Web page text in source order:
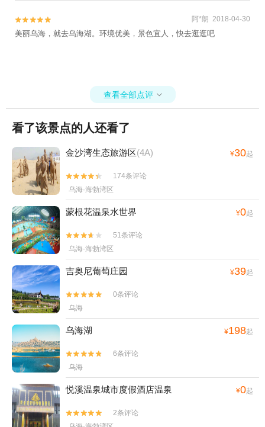

 阿*朗 2018-04-30
美丽乌海，就去乌海湖。环境优美，景色宜人，快去逛逛吧
查看全部点评 
看了该景点的人还看了
金沙湾生态旅游区(4A) ¥30起


174条评论
乌海·海勃湾区
蒙根花温泉水世界 ¥0起


51条评论
乌海·海勃湾区
吉奥尼葡萄庄园 ¥39起


0条评论
乌海
乌海湖 ¥198起


6条评论
乌海
悦溪温泉城市度假酒店温泉 ¥0起


2条评论